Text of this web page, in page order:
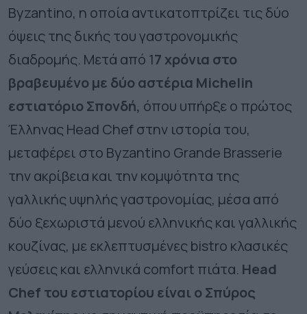
Byzantino, η οποία αντικατοπτρίζει τις δύο
όψεις της δικής του γαστρονομικής
διαδρομής. Μετά από 17 χρόνια στο
βραβευμένο με δύο αστέρια Michelin
εστιατόριο Σπονδή, όπου υπήρξε ο πρώτος
ΈλληναςHead Chefστην ιστορία του,
μεταφέρει στο Byzantino Grande Brasserie
την ακρίβεια και την κομψότητα της
γαλλικής υψηλής γαστρονομίας, μέσα από
δύο ξεχωριστά μενού ελληνικής και γαλλικής
κουζίνας, με εκλεπτυσμένες bistro κλασικές
γεύσεις και ελληνικά comfort πιάτα. Head
Chef του εστιατορίου είναι ο Σπύρος